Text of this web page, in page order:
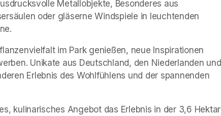
Metallobjekte, Besonderes aus
oder gläserne Windspiele in leuchtenden
im Park genießen, neue Inspirationen
Unikate aus Deutschland, den Niederlanden und
Erlebnis des Wohlfühlens und der spannenden
kulinarisches Angebot das Erlebnis in der 3,6 Hektar